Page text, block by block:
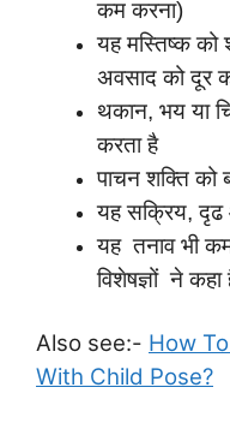
कम करना)
यह मस्तिष्क
अवसाद को दूर
थकान, भय या
करता है
पाचन शक्ति को
यह सक्रिय, दृढ
यह तनाव भी
विशेषज्ञों ने कहा
Also see:- How
With Child Pose?